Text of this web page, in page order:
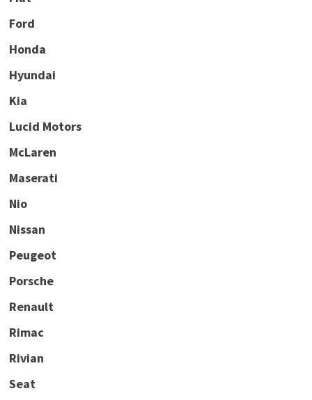
Ford
Honda
Hyundai
Kia
Lucid Motors
McLaren
Maserati
Nio
Nissan
Peugeot
Porsche
Renault
Rimac
Rivian
Seat